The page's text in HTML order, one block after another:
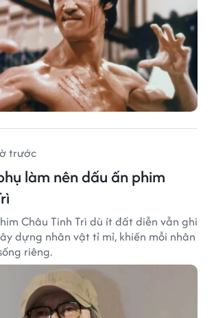
trước
làm nên dấu ấn phim
Châu Tinh Trì dù ít đất diễn vẫn ghi
dựng nhân vật tỉ mỉ, khiến mỗi nhân
riêng.